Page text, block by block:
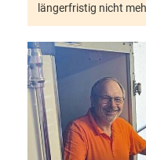
längerfristig nicht